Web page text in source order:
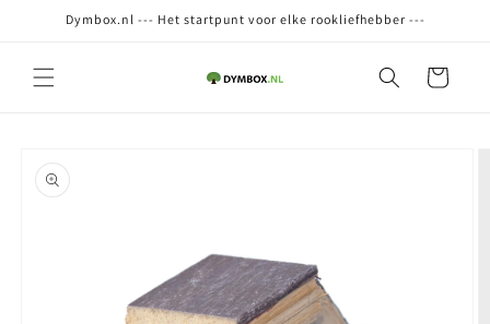
naar deDymbox.nl --- Het startpunt voor elke rookliefhebber ---
Winkelwagen
direct naar